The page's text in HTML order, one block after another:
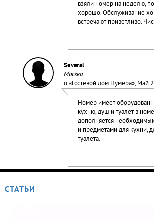
взяли номер на неделю,
хорошо. Обслуживание
встречают приветливо.
Several
Москва
о «Гостевой дом Нумера», Май
Номер имеет
кухню, душ и туалет в
дополняется
и предметами для кухни,
туалета.
СТАТЬИ